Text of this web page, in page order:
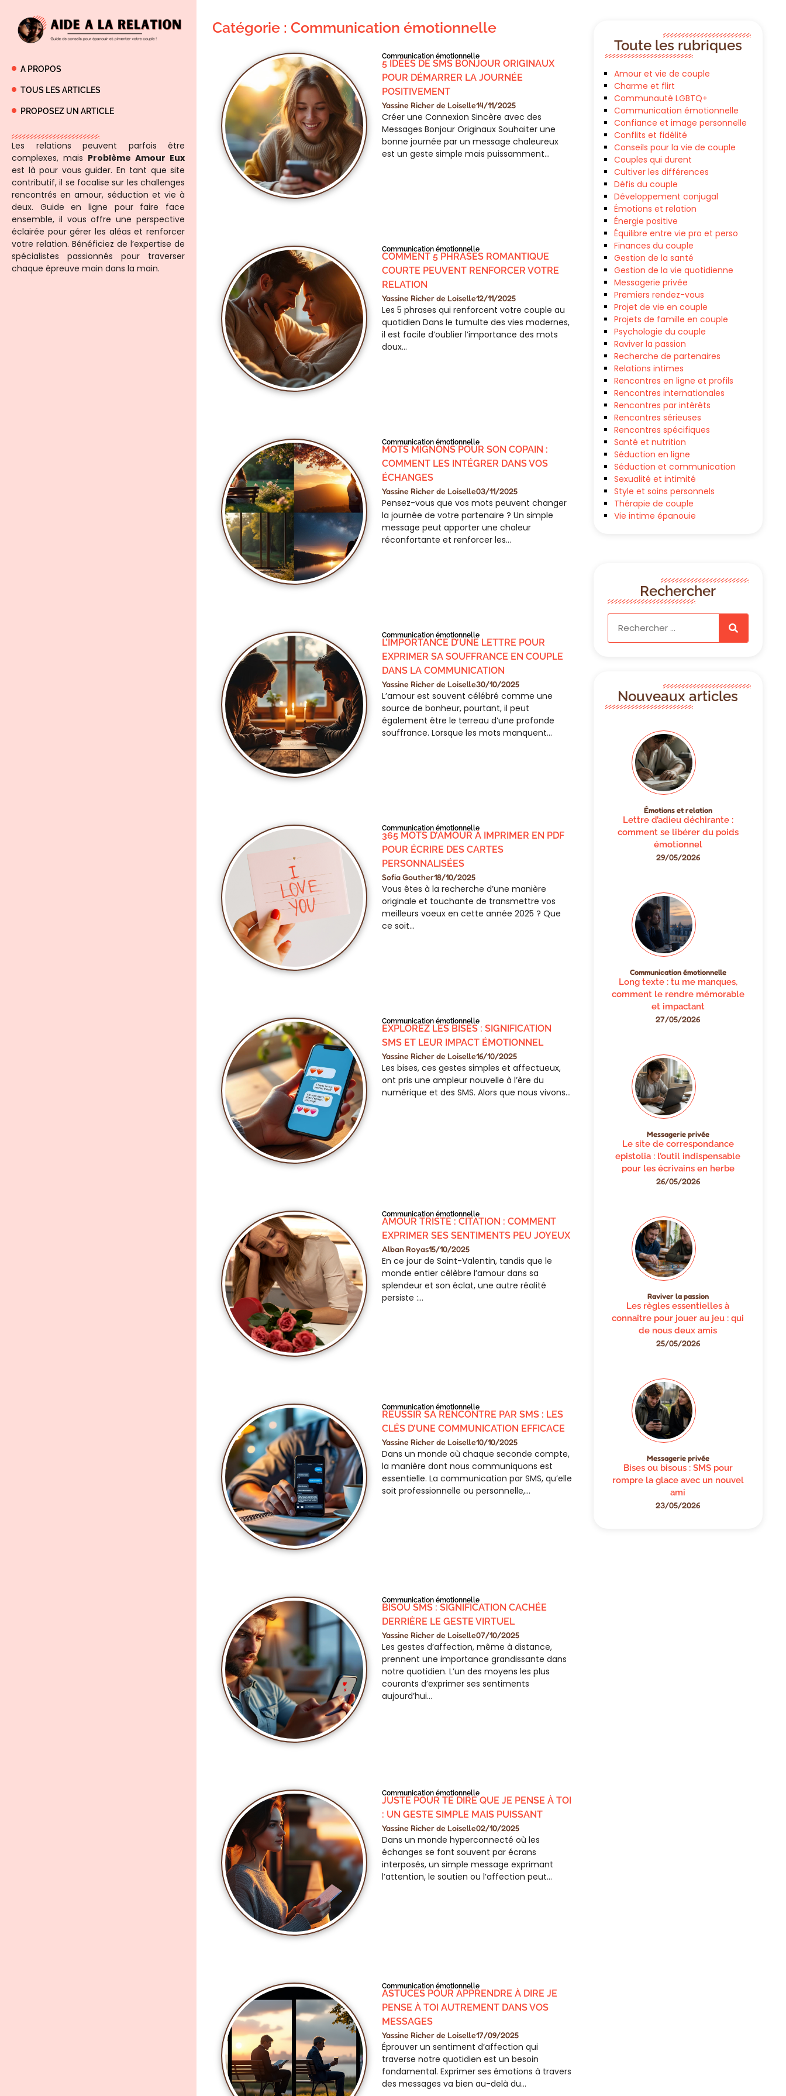
A PROPOS
TOUS LES ARTICLES
PROPOSEZ UN ARTICLE
Les relations peuvent parfois être
complexes, mais Problème Amour Eux
est là pour vous guider. En tant que site
contributif, il se focalise sur les challenges
rencontrés en amour, séduction et vie à
deux. Guide en ligne pour faire face
ensemble, il vous offre une perspective
éclairée pour gérer les aléas et renforcer
votre relation. Bénéficiez de l’expertise de
spécialistes passionnés pour traverser
chaque épreuve main dans la main.
Catégorie : Communication émotionnelle
Communication émotionnelle
5 IDÉES DE SMS BONJOUR ORIGINAUX
POUR DÉMARRER LA JOURNÉE
POSITIVEMENT
Yassine Richer de Loiselle14/11/2025
Créer une Connexion Sincère avec des
Messages Bonjour Originaux Souhaiter une
bonne journée par un message chaleureux
est un geste simple mais puissamment…
Communication émotionnelle
COMMENT 5 PHRASES ROMANTIQUE
COURTE PEUVENT RENFORCER VOTRE
RELATION
Yassine Richer de Loiselle12/11/2025
Les 5 phrases qui renforcent votre couple au
quotidien Dans le tumulte des vies modernes,
il est facile d’oublier l’importance des mots
doux…
Communication émotionnelle
MOTS MIGNONS POUR SON COPAIN :
COMMENT LES INTÉGRER DANS VOS
ÉCHANGES
Yassine Richer de Loiselle03/11/2025
Pensez-vous que vos mots peuvent changer
la journée de votre partenaire ? Un simple
message peut apporter une chaleur
réconfortante et renforcer les…
Communication émotionnelle
L’IMPORTANCE D’UNE LETTRE POUR
EXPRIMER SA SOUFFRANCE EN COUPLE
DANS LA COMMUNICATION
Yassine Richer de Loiselle30/10/2025
L’amour est souvent célébré comme une
source de bonheur, pourtant, il peut
également être le terreau d’une profonde
souffrance. Lorsque les mots manquent…
Communication émotionnelle
365 MOTS D’AMOUR À IMPRIMER EN PDF
POUR ÉCRIRE DES CARTES
PERSONNALISÉES
Sofia Gouther18/10/2025
Vous êtes à la recherche d’une manière
originale et touchante de transmettre vos
meilleurs voeux en cette année 2025 ? Que
ce soit…
Communication émotionnelle
EXPLOREZ LES BISES : SIGNIFICATION
SMS ET LEUR IMPACT ÉMOTIONNEL
Yassine Richer de Loiselle16/10/2025
Les bises, ces gestes simples et affectueux,
ont pris une ampleur nouvelle à l’ère du
numérique et des SMS. Alors que nous vivons…
Communication émotionnelle
AMOUR TRISTE : CITATION : COMMENT
EXPRIMER SES SENTIMENTS PEU JOYEUX
Alban Royas15/10/2025
En ce jour de Saint-Valentin, tandis que le
monde entier célèbre l’amour dans sa
splendeur et son éclat, une autre réalité
persiste :…
Communication émotionnelle
RÉUSSIR SA RENCONTRE PAR SMS : LES
CLÉS D’UNE COMMUNICATION EFFICACE
Yassine Richer de Loiselle10/10/2025
Dans un monde où chaque seconde compte,
la manière dont nous communiquons est
essentielle. La communication par SMS, qu’elle
soit professionnelle ou personnelle,…
Communication émotionnelle
BISOU SMS : SIGNIFICATION CACHÉE
DERRIÈRE LE GESTE VIRTUEL
Yassine Richer de Loiselle07/10/2025
Les gestes d’affection, même à distance,
prennent une importance grandissante dans
notre quotidien. L’un des moyens les plus
courants d’exprimer ses sentiments
aujourd’hui…
Communication émotionnelle
JUSTE POUR TE DIRE QUE JE PENSE À TOI
: UN GESTE SIMPLE MAIS PUISSANT
Yassine Richer de Loiselle02/10/2025
Dans un monde hyperconnecté où les
échanges se font souvent par écrans
interposés, un simple message exprimant
l’attention, le soutien ou l’affection peut…
Communication émotionnelle
ASTUCES POUR APPRENDRE À DIRE JE
PENSE À TOI AUTREMENT DANS VOS
MESSAGES
Yassine Richer de Loiselle17/09/2025
Éprouver un sentiment d’affection qui
traverse notre quotidien est un besoin
fondamental. Exprimer ses émotions à travers
des messages va bien au-delà du…
Toute les rubriques
Amour et vie de couple
Charme et flirt
Communauté LGBTQ+
Communication émotionnelle
Confiance et image personnelle
Conflits et fidélité
Conseils pour la vie de couple
Couples qui durent
Cultiver les différences
Défis du couple
Développement conjugal
Émotions et relation
Énergie positive
Équilibre entre vie pro et perso
Finances du couple
Gestion de la santé
Gestion de la vie quotidienne
Messagerie privée
Premiers rendez-vous
Projet de vie en couple
Projets de famille en couple
Psychologie du couple
Raviver la passion
Recherche de partenaires
Relations intimes
Rencontres en ligne et profils
Rencontres internationales
Rencontres par intérêts
Rencontres sérieuses
Rencontres spécifiques
Santé et nutrition
Séduction en ligne
Séduction et communication
Sexualité et intimité
Style et soins personnels
Thérapie de couple
Vie intime épanouie
Rechercher
Nouveaux articles
Émotions et relation
Lettre d’adieu déchirante :
comment se libérer du poids
émotionnel
29/05/2026
Communication émotionnelle
Long texte : tu me manques,
comment le rendre mémorable
et impactant
27/05/2026
Messagerie privée
Le site de correspondance
epistolia : l’outil indispensable
pour les écrivains en herbe
26/05/2026
Raviver la passion
Les règles essentielles à
connaître pour jouer au jeu : qui
de nous deux amis
25/05/2026
Messagerie privée
Bises ou bisous : SMS pour
rompre la glace avec un nouvel
ami
23/05/2026